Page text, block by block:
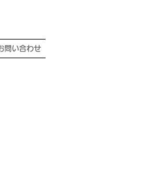
問い合わせ